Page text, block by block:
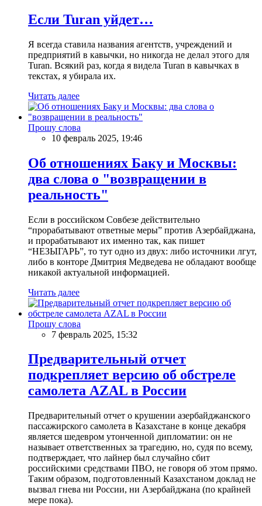
Если Turan уйдет…
Я всегда ставила названия агентств, учреждений и
предприятий в кавычки, но никогда не делал этого для
Turan. Всякий раз, когда я видела Turan в кавычках в
текстах, я убирала их.
Читать далее
Прошу слова
10 февраль 2025, 19:46
Об отношениях Баку и Москвы:
два слова о "возвращении в
реальность"
Если в российском Совбезе действительно
“прорабатывают ответные меры” против Азербайджана,
и прорабатывают их именно так, как пишет
“НЕЗЫГАРЬ”, то тут одно из двух: либо источники лгут,
либо в конторе Дмитрия Медведева не обладают вообще
никакой актуальной информацией.
Читать далее
Прошу слова
7 февраль 2025, 15:32
Предварительный отчет
подкрепляет версию об обстреле
самолета AZAL в России
Предварительный отчет о крушении азербайджанского
пассажирского самолета в Казахстане в конце декабря
является шедевром утонченной дипломатии: он не
называет ответственных за трагедию, но, судя по всему,
подтверждает, что лайнер был случайно сбит
российскими средствами ПВО, не говоря об этом прямо.
Таким образом, подготовленный Казахстаном доклад не
вызвал гнева ни России, ни Азербайджана (по крайней
мере пока).